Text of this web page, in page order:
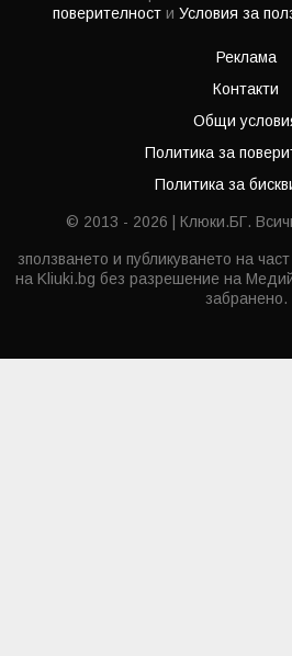
поверителност и Условия за
Реклама
Контакти
Общи
Политика за
Политика за
© 2013 - 2026 | Клюки.БГ.
зползването и публикуването на
на Kliuki.bg без разрешение на
забранено.